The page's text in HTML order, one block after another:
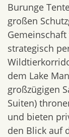
Burunge
großen
strategisch
dem Lake
großzügigen
Suiten)
und bieten
den Blick auf